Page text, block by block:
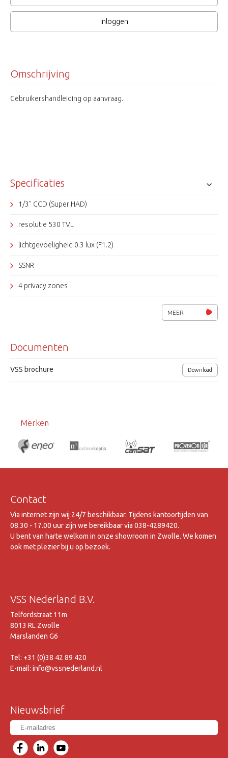
Inloggen
Omschrijving
Gebruikershandleiding op aanvraag.
Specificaties
1/3" CCD (Super HAD)
resolutie 530 TVL
lichtgevoeligheid 0.3 lux (F1.2)
SSNR
4 privacy zones
voeding 230Vac
afmetingen 121x58x52mm (lxbxh)
MEER
Documenten
VSS brochure Download
Merken
Contact
Via internet zijn wij 24/7 beschikbaar. Tijdens kantoortijden van
08.30 - 17.00 uur zijn we bereikbaar via 038-4289420.
U bent van harte welkom in onze showroom in Zwolle. We komen
ook met plezier bij u op bezoek.
VSS Nederland B.V.
Telfordstraat 11m
8013 RL Zwolle
Marslanden G6
Tel: +31 (0)38 42 89 420
E-mail: info@vssnederland.nl
Nieuwsbrief